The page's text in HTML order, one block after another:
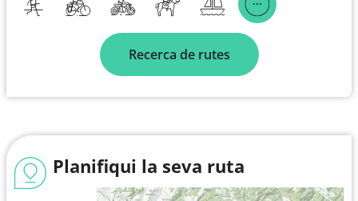
Recerca de rutes
Planifiqui la seva ruta